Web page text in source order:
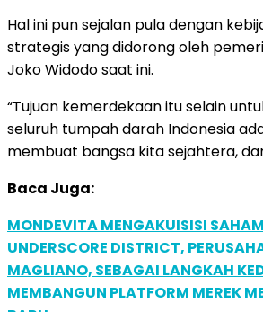
Hal ini pun sejalan pula dengan
strategis yang didorong oleh
Joko Widodo saat ini.
“Tujuan kemerdekaan itu selain
seluruh tumpah darah Indonesia
membuat bangsa kita sejahtera,
Baca Juga:
MONDEVITA MENGAKUISISI
UNDERSCORE DISTRICT,
MAGLIANO, SEBAGAI LANGKAH
MEMBANGUN PLATFORM MEREK